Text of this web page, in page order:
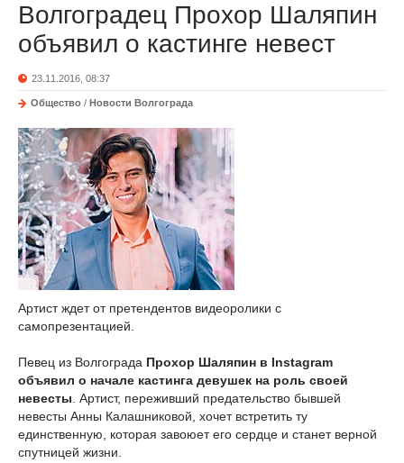
Волгоградец Прохор Шаляпин
объявил о кастинге невест
23.11.2016, 08:37
Общество / Новости Волгограда
Артист ждет от претендентов видеоролики с
самопрезентацией.
Певец из Волгограда Прохор Шаляпин в Instagram
объявил о начале кастинга девушек на роль своей
невесты . Артист, переживший предательство бывшей
невесты Анны Калашниковой, хочет встретить ту
единственную, которая завоюет его сердце и станет верной
спутницей жизни.